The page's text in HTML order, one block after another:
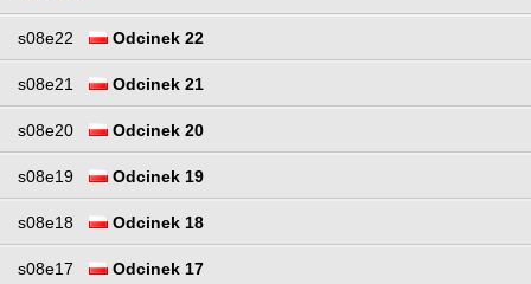
s08e22 Odcinek 22
s08e21 Odcinek 21
s08e20 Odcinek 20
s08e19 Odcinek 19
s08e18 Odcinek 18
s08e17 Odcinek 17